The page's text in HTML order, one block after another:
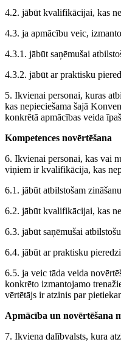
4.2. jābūt kvalifikācijai, kas
4.3. ja apmācību veic,
4.3.1. jābūt saņēmušai
4.3.2. jābūt ar praktisku
5. Ikvienai personai, kuras
kas nepieciešama šajā
konkrētā apmācības veida
Kompetences novērtēšana
6. Ikvienai personai, kas vai
viņiem ir kvalifikācija, kas
6.1. jābūt atbilstošam
6.2. jābūt kvalifikācijai, kas
6.3. jābūt saņēmušai
6.4. jābūt ar praktisku
6.5. ja veic tāda veida
konkrēto izmantojamo
vērtētājs ir atzinis par
Apmācība un novērtēšana
7. Ikviena dalībvalsts, kura